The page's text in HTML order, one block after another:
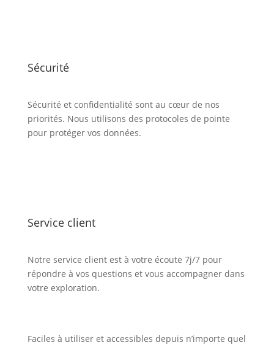
Sécurité
Sécurité et confidentialité sont au cœur de nos
priorités. Nous utilisons des protocoles de pointe
pour protéger vos données.
Service client
Notre service client est à votre écoute 7j/7 pour
répondre à vos questions et vous accompagner dans
votre exploration.
Faciles à utiliser et accessibles depuis n’importe quel